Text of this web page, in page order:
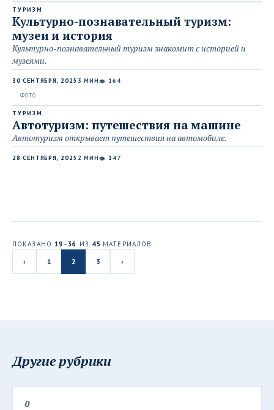
ТУРИЗМ
Культурно-познавательный туризм:
музеи и история
Культурно-познавательный туризм знакомит с историей и
музеями.
30 СЕНТЯБРЯ, 2025 3 МИН👁 164
ТУРИЗМ
Автотуризм: путешествия на машине
Автотуризм открывает путешествия на автомобиле.
28 СЕНТЯБРЯ, 2025 2 МИН👁 147
ПОКАЗАНО 19– 36 ИЗ 45 МАТЕРИАЛОВ
‹ 1 2 3 ›
Другие рубрики
0